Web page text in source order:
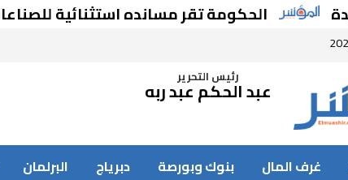
الحكومة تقر مسانده استثنائية للصناعات
رئيس التحرير
عبد الحكم عبد ربه
غرف المال بنوك وبورصة دبرياج البرلمان